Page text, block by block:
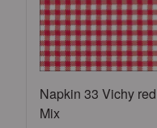
Napkin 33 Vichy
Mix